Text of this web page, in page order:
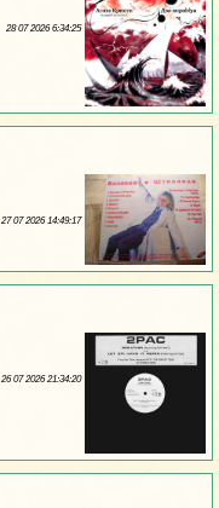
28 07 2026 6:34:25
27 07 2026 14:49:17
26 07 2026 21:34:20